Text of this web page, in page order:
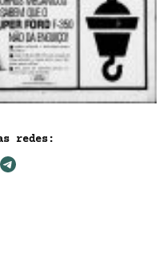
redes: